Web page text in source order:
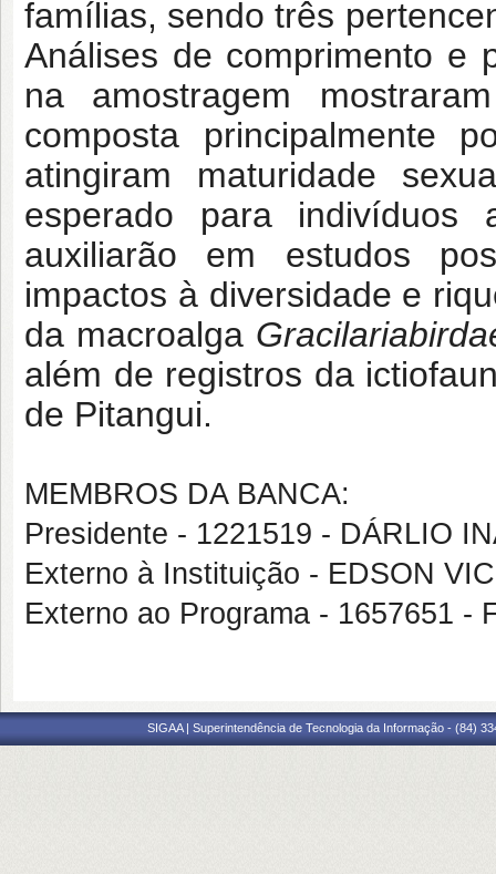
famílias, sendo três
Análises de comprimento e
na amostragem
composta principalmente
atingiram maturidade
esperado para indivíduos
auxiliarão em estudos
impactos à diversidade e
da macroalga
além de registros da
de Pitangui.
MEMBROS DA BANCA:
Presidente - 1221519 - DÁRLIO
Externo à Instituição - EDSON
Externo ao Programa - 1657651 -
SIGAA | Superintendência de Tecnologia da Informação - (84)